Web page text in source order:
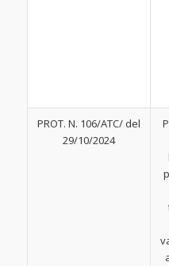
PROT. N. 106/ATC/ del
29/10/2024